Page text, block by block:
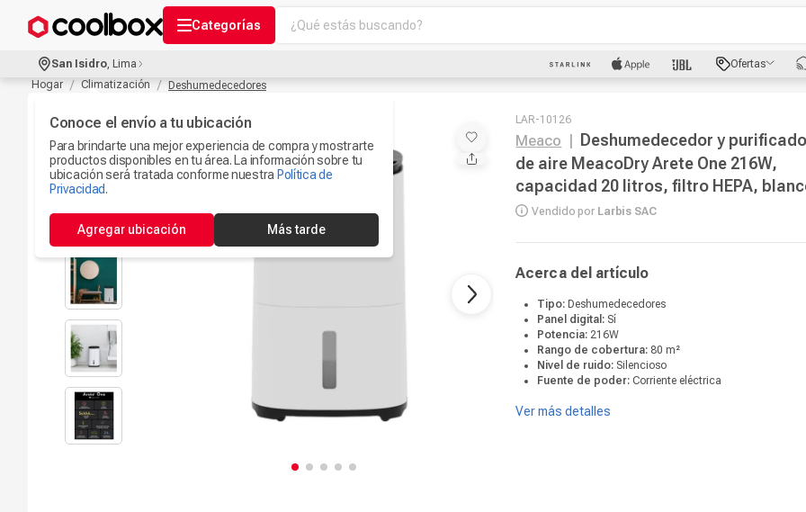
Categorías
¿Qué estás buscando?
3.
Ipad
Iphone 17
Microfono
Camaras Seguridad
Accesorios Computo
San Isidro, Lima
Conoce el envío a tu ubicación
Para brindarte una mejor experiencia de compra y mostrarte
productos disponibles en tu área. La información sobre tu
ubicación será tratada conforme nuestra Política de
Privacidad.
Agregar ubicación Más tarde
Ofertas
Hogar
Climatización Deshumedecedores
LAR-10126
Meaco
Deshumedecedor y
de aire MeacoDry Arete One 216W,
capacidad 20 litros, filtro HEPA,
Vendido por Larbis SAC
Acerca del artículo
Tipo: Deshumedecedores
Panel digital: Sí
Potencia:216W
Rango de cobertura: 80 m²
Nivel de ruido: Silencioso
Fuente de poder:Corriente eléctrica
Ver más detalles